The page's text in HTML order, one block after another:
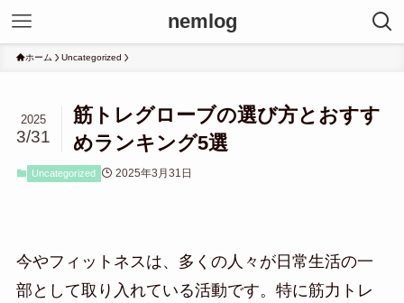
nemlog
ホーム Uncategorized
筋トレグローブの選び方とおすす
めランキング5選
2025
3/31
Uncategorized 2025年3月31日
今やフィットネスは、多くの人々が日常生活の一
部として取り入れている活動です。特に筋力トレ